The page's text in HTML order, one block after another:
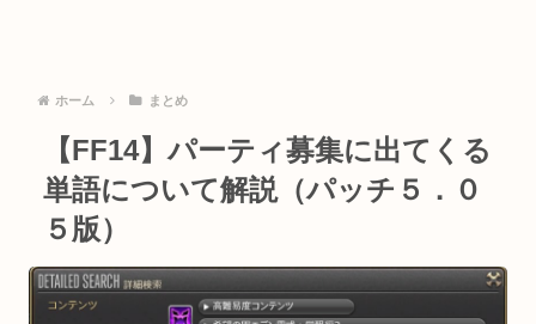
ホーム まとめ
【FF14】パーティ募集に出てくる
単語について解説（パッチ５．０
５版）